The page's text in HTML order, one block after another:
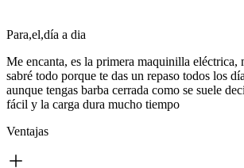
Para,el,día a dia
Me encanta, es la primera maquinilla eléctrica,
sabré todo porque te das un repaso todos los
aunque tengas barba cerrada como se suele
fácil y la carga dura mucho tiempo
Ventajas